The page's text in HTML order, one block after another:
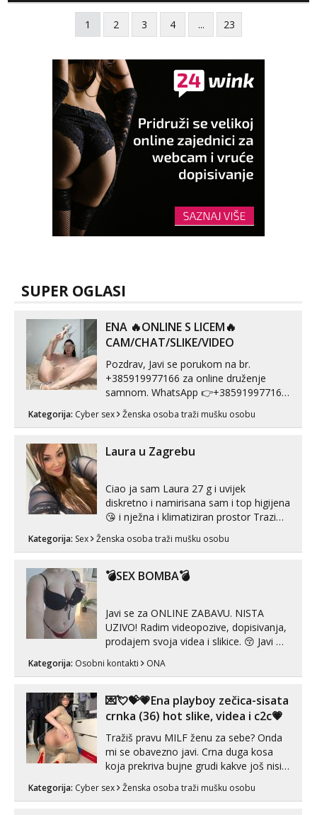
vremenom (jer ga nemam previše) i
dostupna radnim danom (vikendi i noći su za
obitelj) - vodiš brigu o zdravlju i koristiš
paro...
1 2 3 4 ... 23
SUPER OGLASI
ENA 🔥ONLINE S LICEM🔥
CAM/CHAT/SLIKE/VIDEO
Pozdrav, Javi se porukom na br.
+385919977166 za online druženje
samnom. WhatsApp 👉+385919977166
Telegram 👉@enafriedrichkis Radim
videopozive s licem, solo i s partnerom,
kombinacije halteri, haljine, štikle,
samostojeće itd. Nudim svakakva videa
Kategorija: Cyber sex Ženska osoba traži mušku osobu
Laura u Zagrebu
Ciao ja sam Laura 27 g i uvijek
diskretno i namirisana sam i top higijena
😘 i nježna i klimatiziran prostor Trazim
Pusenje i gutanje sperme Erotsko rublje
tijelu Iskljucivo neradim analni !!! I
Kategorija: Sex Ženska osoba traži mušku osobu
💣SEX BOMBA💣
Javi se za ONLINE ZABAVU. NISTA
UZIVO! Radim videopozive, dopisivanja,
prodajem svoja videa i slikice. 😚 Javi mi
Telegram. +385 91 723 0045
Kategorija: Osobni kontakti ONA
💌💘💝💗Ena playboy zečica-sisata
crnka (36) hot slike, videa i c2c💗
Tražiš pravu MILF ženu za sebe? Onda
mi se obavezno javi. Crna duga kosa
koja prekriva bujne grudi kakve još nisi
vidio, čista ŠESTICA! A usne? O usnama
bolje da ni ne pričam. Prave pune usne
Kategorija: Cyber sex Ženska osoba traži mušku osobu